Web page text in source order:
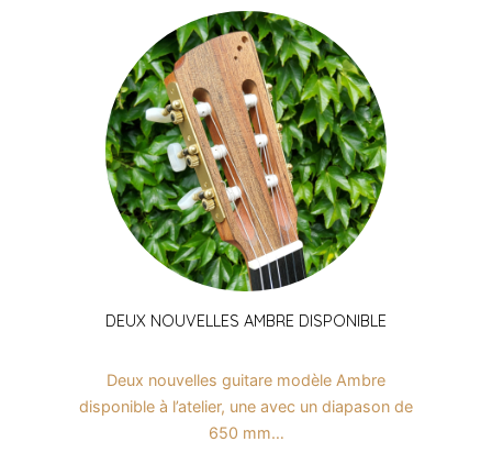
DEUX NOUVELLES AMBRE DISPONIBLE
Deux nouvelles guitare modèle Ambre
disponible à l’atelier, une avec un diapason de
650 mm…